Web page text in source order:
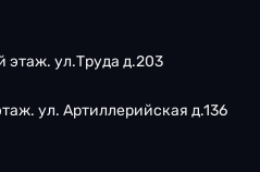
этаж. ул.Труда д.203
ул. Артиллерийская д.136